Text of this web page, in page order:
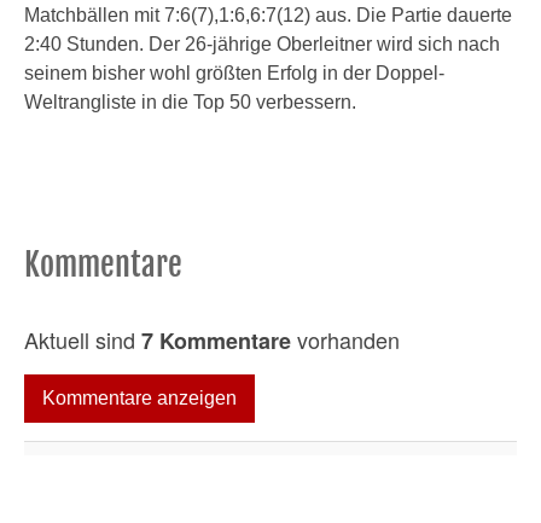
Matchbällen mit 7:6(7),1:6,6:7(12) aus. Die Partie dauerte
2:40 Stunden. Der 26-jährige Oberleitner wird sich nach
seinem bisher wohl größten Erfolg in der Doppel-
Weltrangliste in die Top 50 verbessern.
Kommentare
Aktuell sind 7 Kommentarevorhanden
Kommentare anzeigen